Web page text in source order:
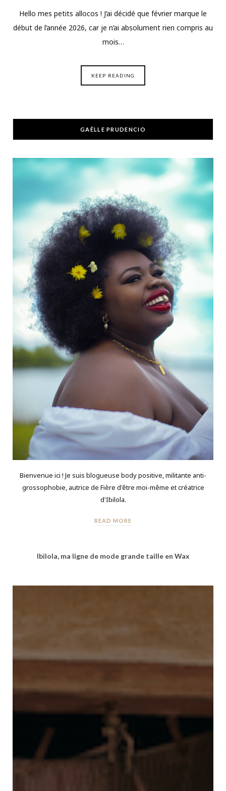
Hello mes petits allocos ! J’ai décidé que février marque le
début de l’année 2026, car je n’ai absolument rien compris au
mois…
KEEP READING
GAËLLE PRUDENCIO
Bienvenue ici ! Je suis blogueuse body positive, militante anti-
grossophobie, autrice de Fière d'être moi-même et créatrice
d'Ibilola.
READ MORE
Ibilola, ma ligne de mode grande taille en Wax